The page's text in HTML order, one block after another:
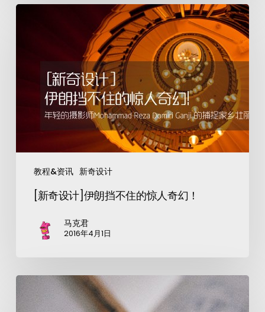
教程&资讯 新奇设计
[新奇设计]伊朗挡不住的惊人奇幻！
马克君
2016年4月1日